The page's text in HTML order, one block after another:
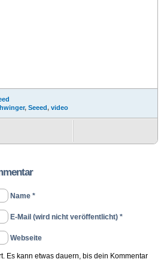
, Seeed, video
Name *
E-Mail (wird nicht veröffentlicht) *
Webseite
Es kann etwas dauern, bis dein Kommentar